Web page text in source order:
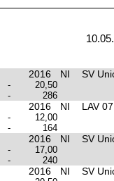
2016 NI SV
-
20,50
- 286
2016 NI LAV
-
12,00
- 164
2016 NI SV
-
17,00
- 240
2016 NI SV